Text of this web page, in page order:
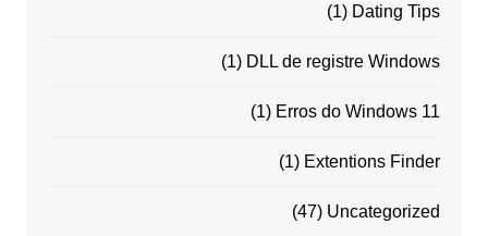
Dating Tips
(1)
DLL de registre Windows
(1)
Erros do Windows 11
(1)
Extentions Finder
(1)
Uncategorized
(47)